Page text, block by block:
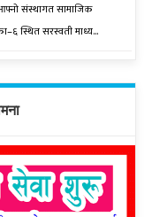
संस्थागत सामाजिक
स्थित सरस्वती माध्य...